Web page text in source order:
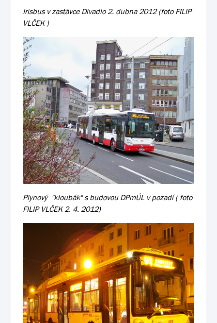
Irisbus v zastávce Divadlo 2. dubna 2012 (foto FILIP
VLČEK )
Plynový "kloubák" s budovou DPmÚL v pozadí ( foto
FILIP VLČEK 2. 4. 2012)